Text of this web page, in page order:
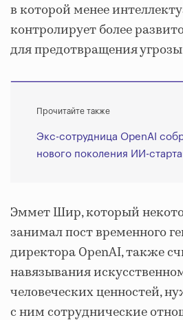
в которой менее
контролирует более
для предотвращения
Прочитайте также
Экс-сотрудница OpenAI
нового поколения ИИ-
Эммет Шир, который
занимал пост временного
директора OpenAI, также
навязывания
человеческих ценностей,
с ним сотруднические